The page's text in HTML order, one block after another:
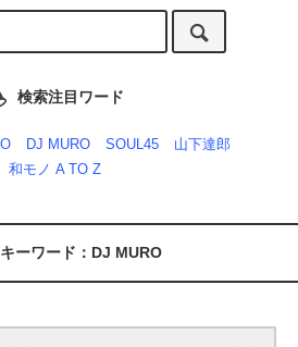
検索注目ワード
DJ MURO SOUL45
山下達郎
和モノ A TO Z
ーワード：DJ MURO